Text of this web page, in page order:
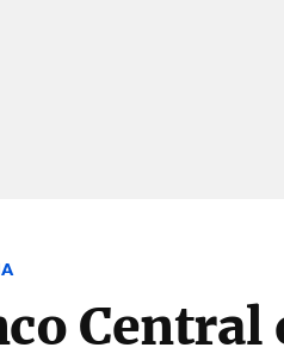
Central